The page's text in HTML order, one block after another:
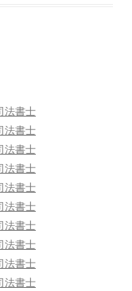
法書士
法書士
法書士
法書士
法書士
法書士
法書士
法書士
法書士
法書士